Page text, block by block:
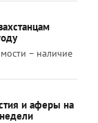
– наличие
и аферы на